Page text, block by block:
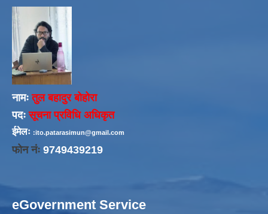
नामःतुल बहादुर बोहोरा
पदःसूचना प्रविधि अधिकृत
ईमेलः :ito.patarasimun@gmail.com
फोन नंः 9749439219
eGovernment Service